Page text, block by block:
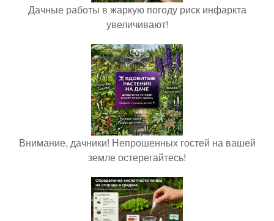
Дачные работы в жаркую погоду риск инфаркта
увеличивают!
Внимание, дачники! Непрошенных гостей на вашей
земле остерегайтесь!